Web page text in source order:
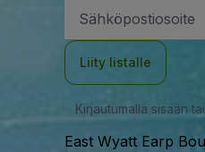
Liity listalle
Kirjautumalla sisään
East Wyatt Earp